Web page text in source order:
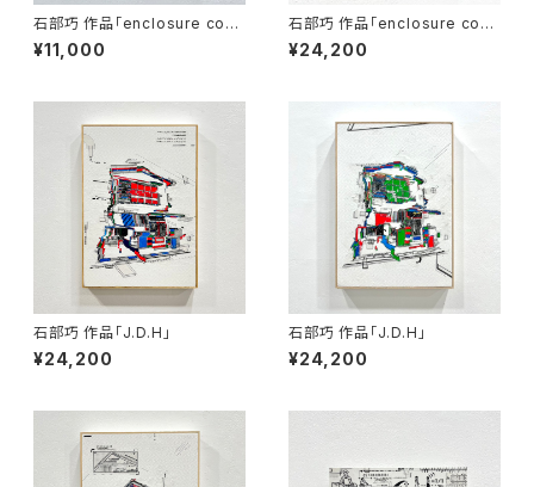
石部巧 作品「enclosure com
position」
¥11,000
石部巧 作品「enclosure com
position」
¥24,200
石部巧 作品「J.D.H」
¥24,200
石部巧 作品「J.D.H」
¥24,200